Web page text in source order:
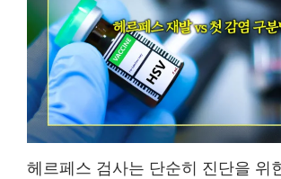
헤르페스 검사는 단순히 진단을 위